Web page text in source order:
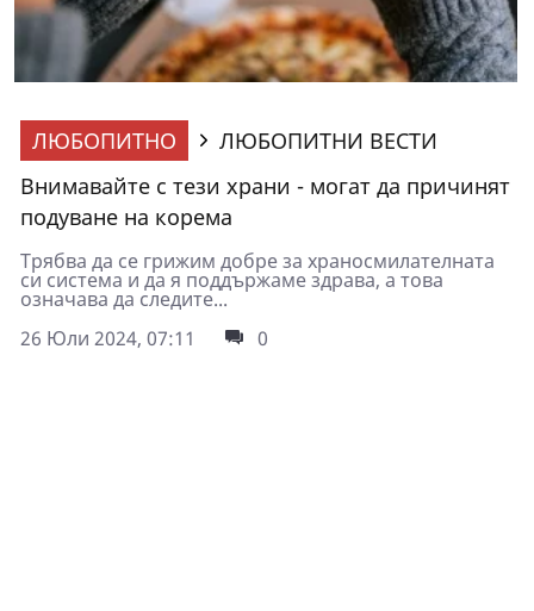
ЛЮБОПИТНО
ЛЮБОПИТНИ ВЕСТИ
Внимавайте с тези храни - могат да причинят
подуване на корема
Трябва да се грижим добре за храносмилателната
си система и да я поддържаме здрава, а това
означава да следите...
26 Юли 2024, 07:11
0